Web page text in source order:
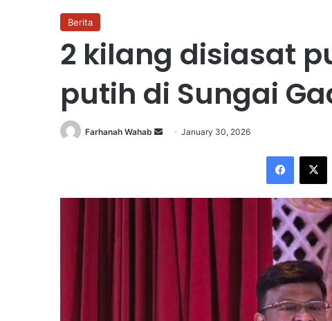
Berita
2 kilang disiasat
putih di Sungai
Farhanah Wahab
a
January 30, 2026